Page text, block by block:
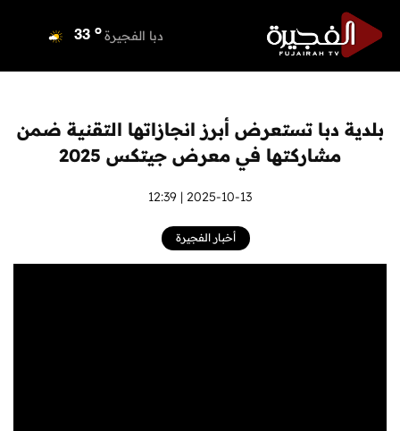
دبا الفجيرة 33 o
أم القيوين 33 o
راس الخيمة o
الفجيرة
بلدية دبا تستعرض أبرز انجازاتها التقنية ضمن
مشاركتها في معرض جيتكس 2025
2025-10-13 | 12:39
أخبار الفجيرة